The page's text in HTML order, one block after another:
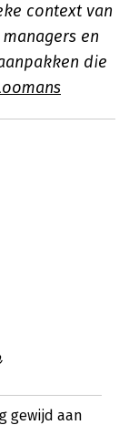
context van
en
die
gewijd aan